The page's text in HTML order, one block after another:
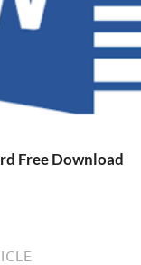
Free Download